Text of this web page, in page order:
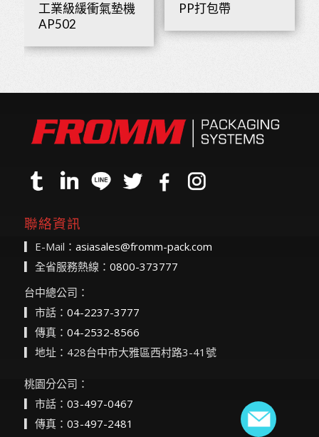
工業級緩衝氣墊機
AP502
PP打包帶
聯絡資訊
▎E-Mail： asiasales@fromm-pack.com
▎全省服務熱線： 0800-373777
台中總公司：
▎市話： 04-2237-3777
▎傳真： 04-2532-8566
▎地址：428台中市大雅區西村路3-41號
桃園分公司：
▎市話： 03-497-0467
▎傳真： 03-497-2481